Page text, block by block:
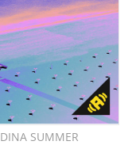
DINA SUMMER